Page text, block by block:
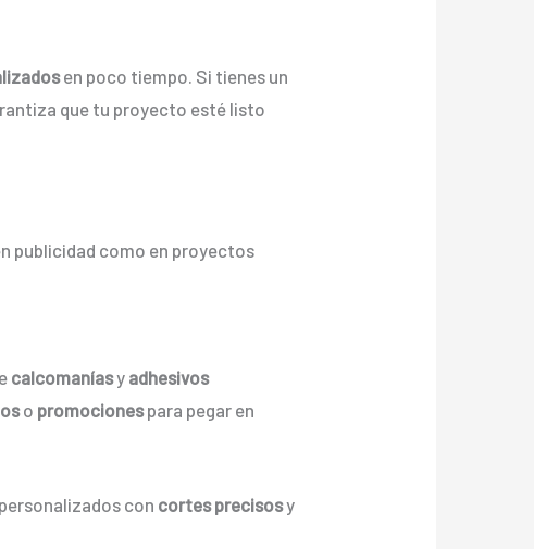
en poco tiempo. Si tienes un
que tu proyecto esté listo
publicidad como en proyectos
calcomaníasy adhesivos
o promocionespara pegar en
con cortes precisosy